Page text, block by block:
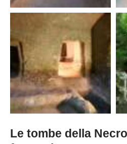
Le tombe della